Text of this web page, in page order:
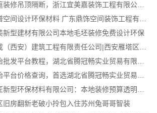
嵊州家庭装修吊顶隔断，浙江宜美嘉装饰工程有限公司专业服务
新型建材有限公司本地毛坯装修免费设计环保
旧房翻新老破小拎包入住苏州兔哥哥智装